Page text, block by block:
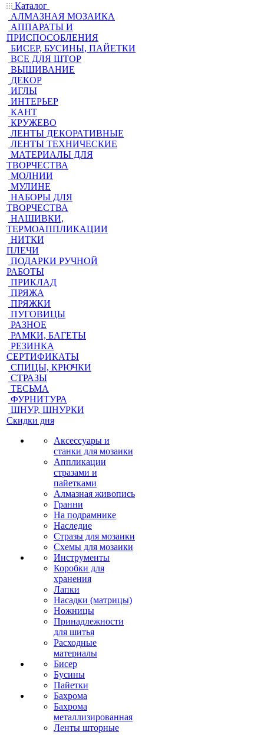
Каталог
АЛМАЗНАЯ МОЗАИКА
АППАРАТЫ И
ПРИСПОСОБЛЕНИЯ
БИСЕР, БУСИНЫ, ПАЙЕТКИ
ВСЕ ДЛЯ ШТОР
ВЫШИВАНИЕ
ДЕКОР
ИГЛЫ
ИНТЕРЬЕР
КАНТ
КРУЖЕВО
ЛЕНТЫ ДЕКОРАТИВНЫЕ
ЛЕНТЫ ТЕХНИЧЕСКИЕ
МАТЕРИАЛЫ ДЛЯ
ТВОРЧЕСТВА
МОЛНИИ
МУЛИНЕ
НАБОРЫ ДЛЯ
ТВОРЧЕСТВА
НАШИВКИ,
ТЕРМОАППЛИКАЦИИ
НИТКИ
ПЛЕЧИ
ПОДАРКИ РУЧНОЙ
РАБОТЫ
ПРИКЛАД
ПРЯЖА
ПРЯЖКИ
ПУГОВИЦЫ
РАЗНОЕ
РАМКИ, БАГЕТЫ
РЕЗИНКА
СЕРТИФИКАТЫ
СПИЦЫ, КРЮЧКИ
СТРАЗЫ
ТЕСЬМА
ФУРНИТУРА
ШНУР, ШНУРКИ
Скидки дня
Аксессуары и
станки для мозаики
Аппликации
стразами и
пайетками
Алмазная живопись
Гранни
На подрамнике
Наследие
Стразы для мозаики
Схемы для мозаики
Инструменты
Коробки для
хранения
Лапки
Насадки (матрицы)
Ножницы
Принадлежности
для шитья
Расходные
материалы
Бисер
Бусины
Пайетки
Бахрома
Бахрома
металлизированная
Ленты шторные